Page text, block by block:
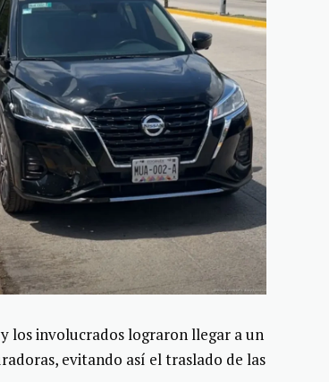
los involucrados lograron llegar a un
evitando así el traslado de las